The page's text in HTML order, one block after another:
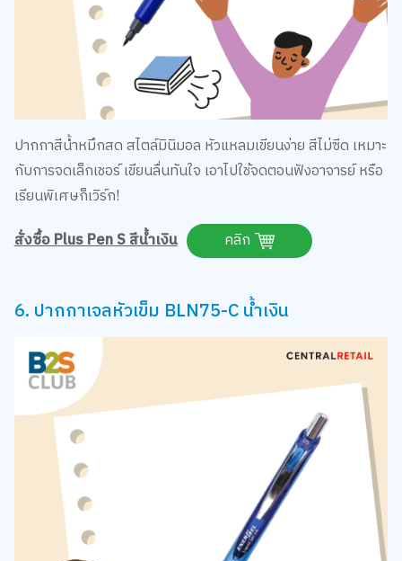
ปากกาสีน้ำหมึกสด สไตล์มินิมอล หัวแหลมเขียนง่าย สีไม่ซีด เหมาะ
กับการจดเล็กเชอร์ เขียนลื่นทันใจ เอาไปใช้จดตอนฟังอาจารย์ หรือ
เรียนพิเศษก็เวิร์ก!
สั่งซื้อ Plus Pen S สีน้ำเงิน
คลิก
6. ปากกาเจลหัวเข็ม BLN75-C น้ำเงิน